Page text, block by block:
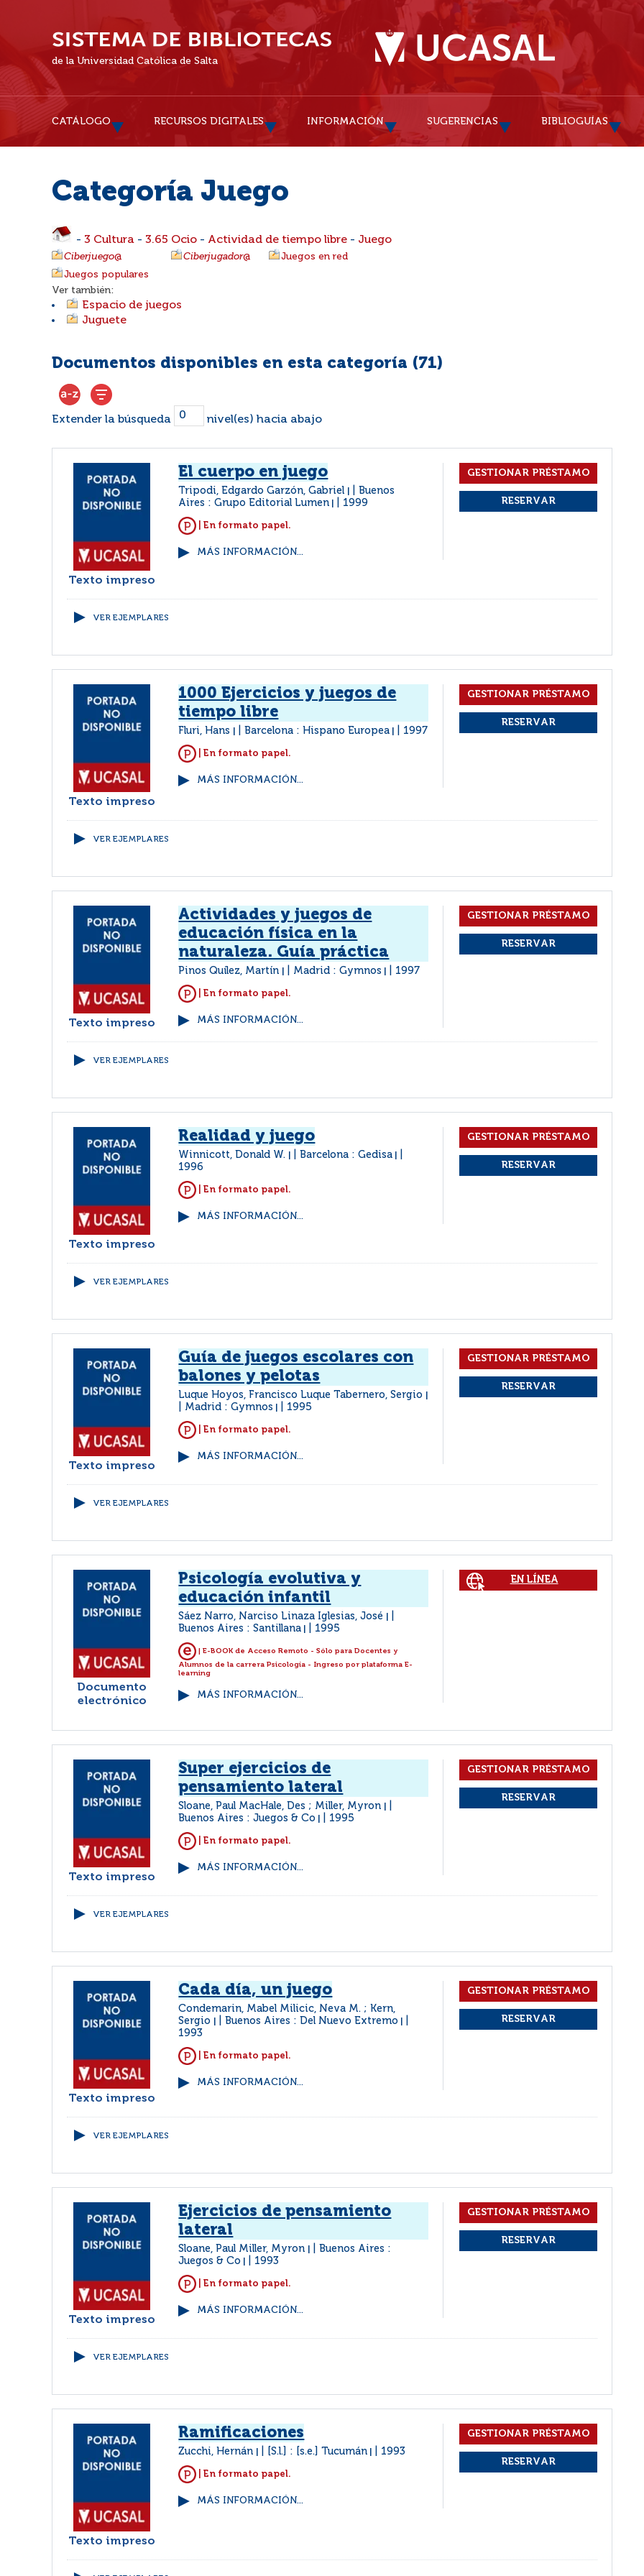
de la Universidad Católica de Salta
CATÁLOGO RECURSOS DIGITALES INFORMACIÓN SUGERENCIAS BIBLIOGUÍAS
Categoría Juego
- 3 Cultura - 3.65 Ocio - Actividad de tiempo libre - Juego
Ciberjuego@ Ciberjugador@
Juegos en red
Juegos populares
Ver también:
Espacio de juegos
Juguete
Documentos disponibles en esta categoría (71)
Extender la búsqueda nivel(es) hacia abajo
Texto impreso
El cuerpo en juego
Tripodi, Edgardo Garzón, Gabriel
Buenos
Aires : Grupo Editorial Lumen
1999
| En formato papel.
MÁS INFORMACIÓN...
VER EJEMPLARES
Texto impreso
1000 Ejercicios y juegos de
tiempo libre
Fluri, Hans Barcelona : Hispano Europea 1997
| En formato papel.
MÁS INFORMACIÓN...
VER EJEMPLARES
Texto impreso
Actividades y juegos de
educación física en la
naturaleza. Guía práctica
Pinos Quílez, Martín Madrid : Gymnos 1997
| En formato papel.
MÁS INFORMACIÓN...
VER EJEMPLARES
Texto impreso
Realidad y juego
Winnicott, Donald W. Barcelona : Gedisa
1996
| En formato papel.
MÁS INFORMACIÓN...
VER EJEMPLARES
Texto impreso
Guía de juegos escolares con
balones y pelotas
Luque Hoyos, Francisco Luque Tabernero, Sergio
Madrid : Gymnos 1995
| En formato papel.
MÁS INFORMACIÓN...
VER EJEMPLARES
Documento
electrónico
Psicología evolutiva y
educación infantil
Sáez Narro, Narciso Linaza Iglesias, José
Buenos Aires : Santillana 1995
| E-BOOK de Acceso Remoto - Sólo para Docentes y
Alumnos de la carrera Psicología - Ingreso por plataforma E-
learning
MÁS INFORMACIÓN...
EN LÍNEA
Texto impreso
Super ejercicios de
pensamiento lateral
Sloane, Paul MacHale, Des ; Miller, Myron
Buenos Aires : Juegos & Co 1995
| En formato papel.
MÁS INFORMACIÓN...
VER EJEMPLARES
Texto impreso
Cada día, un juego
Condemarin, Mabel Milicic, Neva M. ; Kern,
Sergio
Buenos Aires : Del Nuevo Extremo
1993
| En formato papel.
MÁS INFORMACIÓN...
VER EJEMPLARES
Texto impreso
Ejercicios de pensamiento
lateral
Sloane, Paul Miller, Myron
Buenos Aires :
Juegos & Co
1993
| En formato papel.
MÁS INFORMACIÓN...
VER EJEMPLARES
Texto impreso
Ramificaciones
Zucchi, Hernán [S.l.] : [s.e.] Tucumán 1993
| En formato papel.
MÁS INFORMACIÓN...